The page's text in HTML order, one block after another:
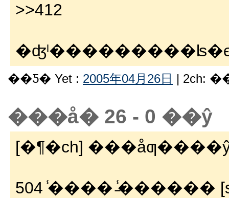
>>412
��Ƽ� Yet : 2005年04月26日 | 2ch:
���å� 26 - 0 ��ŷ
[�¶�ch]
504 ̾���� ̵̾������